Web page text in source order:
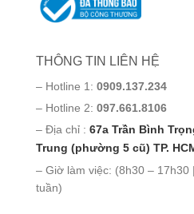
THÔNG TIN LIÊN HỆ
– Hotline 1: 0909.137.234
– Hotline 2: 097.661.8106
– Địa chỉ : 67a Trần Bình
Trung (phường 5 cũ) TP.
– Giờ làm việc: (8h30 – 17h30
tuần)